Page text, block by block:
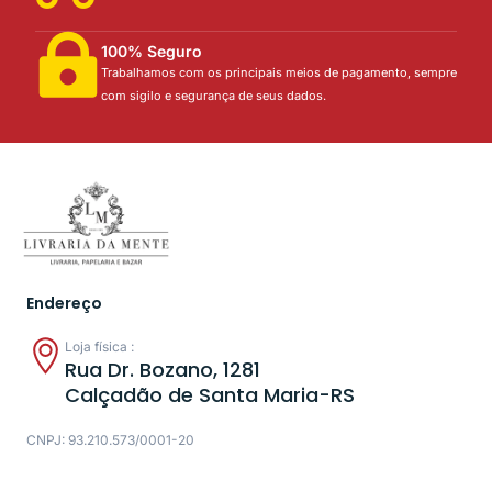
100% Seguro
Trabalhamos com os principais meios de pagamento, sempre
com sigilo e segurança de seus dados.
Endereço
Loja física :
Rua Dr. Bozano, 1281
Calçadão de Santa Maria-RS
CNPJ: 93.210.573/0001-20